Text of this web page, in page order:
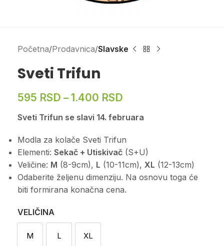
Početna Prodavnica Slavske
Sveti Trifun
595 RSD – 1.400 RSD
Sveti Trifun se slavi 14. februara
Modla za kolače Sveti Trifun
Elementi: Sekač + Utiskivač (S+U)
Veličine: M (8-9cm), L (10-11cm), XL (12-13cm)
Odaberite željenu dimenziju. Na osnovu toga će
biti formirana konačna cena.
VELIČINA
M
M L
L XL
XL